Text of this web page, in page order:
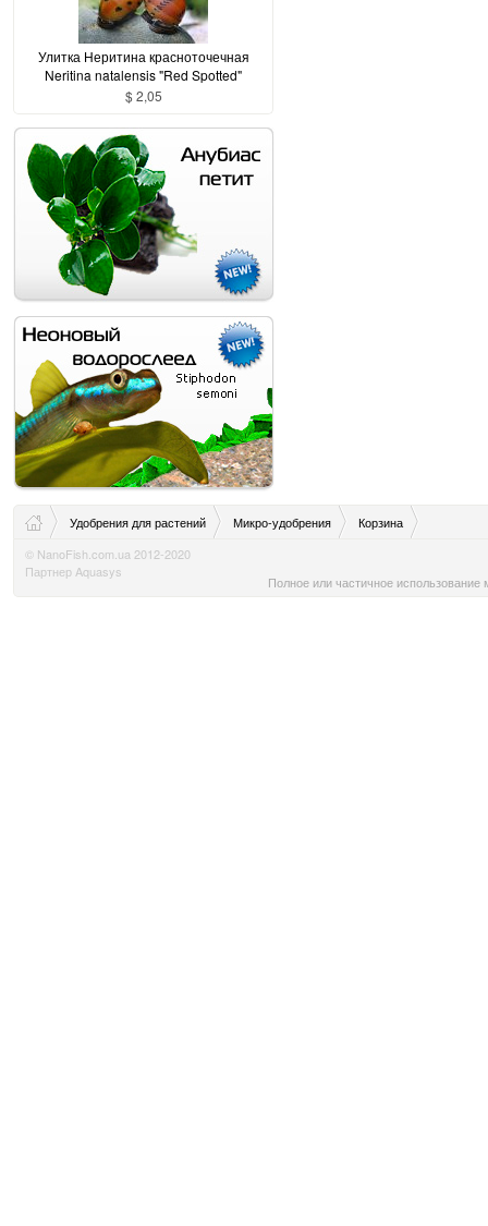
Улитка Неритина красноточечная
Neritina natalensis "Red Spotted"
$ 2,05
Удобрения для растений Микро-удобрения
Корзина
© NanoFish.com.ua 2012-2020
Партнер Aquasys
Полное или частичное